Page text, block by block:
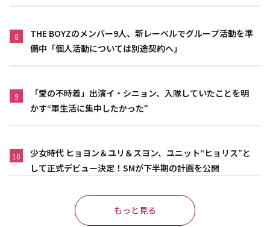
8
THE BOYZのメンバー9人、新レーベルでグループ活動を準
備中「個人活動については別途契約へ」
9
「愛の不時着」出演イ・シニョン、入隊していたことを明
かす“軍生活に集中したかった”
10
少女時代 ヒョヨン＆ユリ＆スヨン、ユニット“ヒョリス”と
して正式デビュー決定！SMが下半期の計画を公開
もっと見る